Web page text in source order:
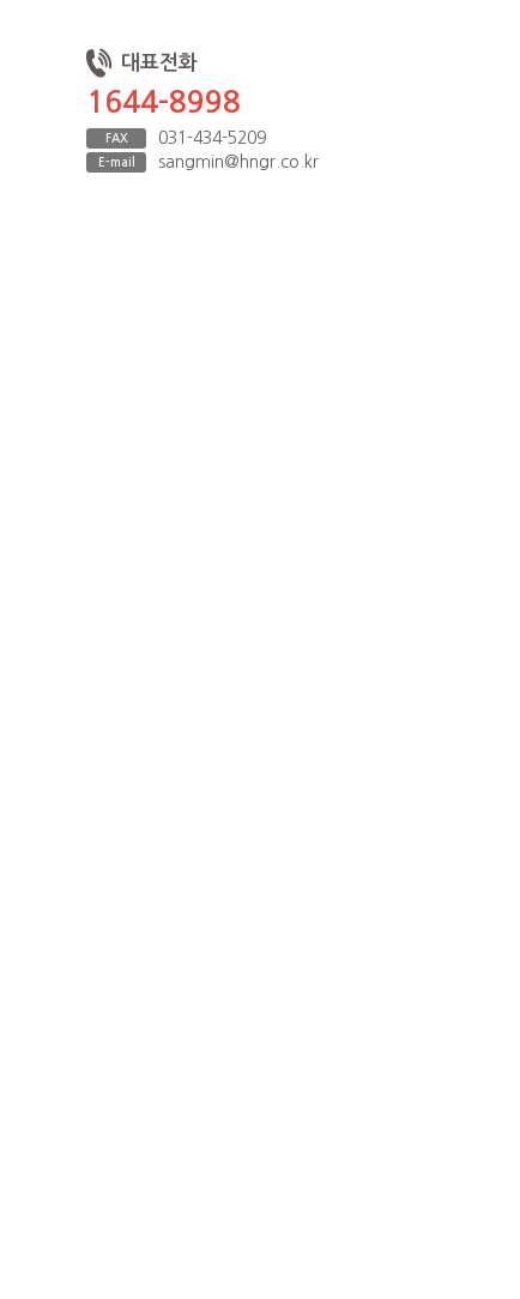
대표전화
1644-8998
FAX 031-434-5209
E-mail sangmin@hngr.co.kr